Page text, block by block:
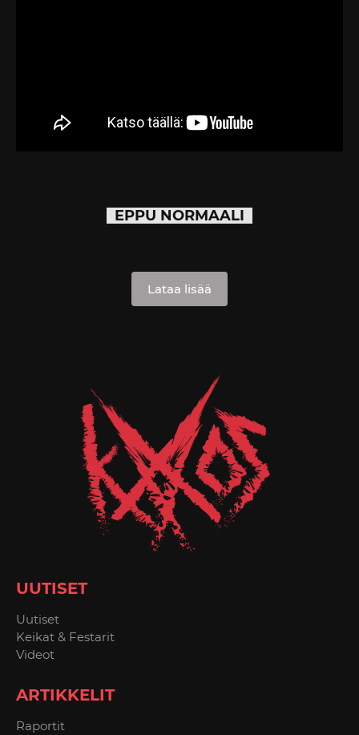
EPPU NORMAALI
Lataa lisää
UUTISET
Uutiset
Keikat & Festarit
Videot
ARTIKKELIT
Raportit